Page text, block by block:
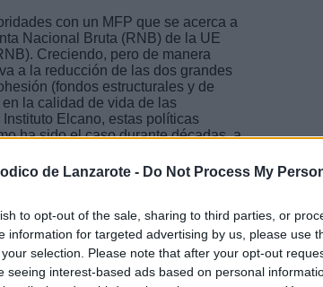
de Lanzarote - Do Not Process My
to opt-out of the sale, sharing to third parties, or
information for targeted advertising by us, please use
selection. Please note that after your opt-out
seeing interest-based ads based on personal
con un MFP que se acerca a
Nacional Bruta (RNB) de la UE
Creciendo, pero de manera
a la reducción de las dos grandes
(fondos estructurales y de
la calidad de vida de las
Elcano, estas políticas
ha sido el caso durante décadas, a
positivo el compromiso
no compartimos el importe
y en la Política Agraria Común.
como hasta ahora, al incorporarla
un "único plan nacional por
y otras ayudas. Lo que supone
comunitario que el existente en la